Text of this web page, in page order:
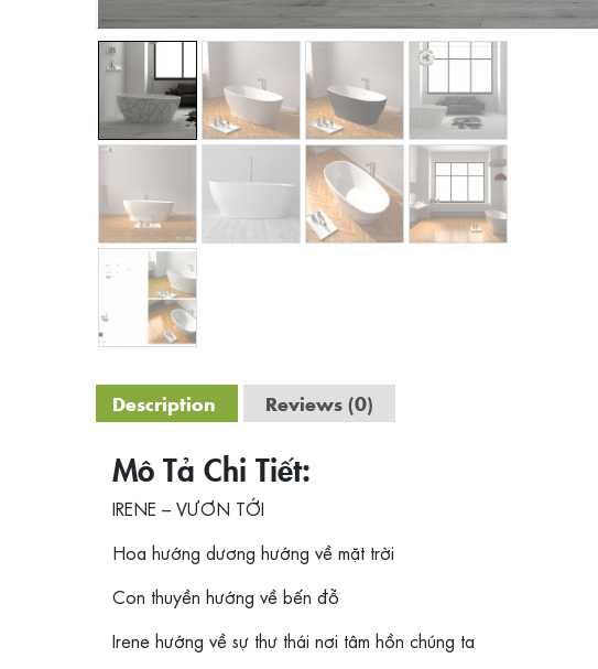
Description Reviews (0)
Mô Tả Chi Tiết:
IRENE – VƯƠN TỚI
Hoa hướng dương hướng về mặt trời
Con thuyền hướng về bến đỗ
Irene hướng về sự thư thái nơi tâm hồn chúng ta